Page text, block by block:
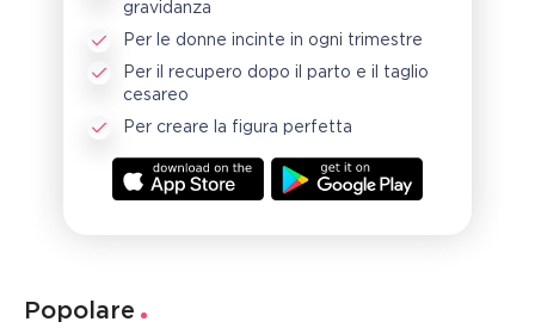
gravidanza
Per le donne incinte in ogni trimestre
Per il recupero dopo il parto e il taglio
cesareo
Per creare la figura perfetta
Popolare